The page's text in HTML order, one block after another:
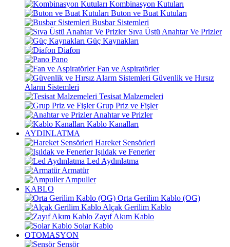
Kombinasyon Kutuları
Buton ve Buat Kutuları
Busbar Sistemleri
Sıva Üstü Anahtar Ve Prizler
Güç Kaynakları
Diafon
Pano
Fan ve Aspiratörler
Güvenlik ve Hırsız
Alarm Sistemleri
Tesisat Malzemeleri
Grup Priz ve Fişler
Anahtar ve Prizler
Kablo Kanalları
AYDINLATMA
Hareket Sensörleri
Işıldak ve Fenerler
Led Aydınlatma
Armatür
Ampuller
KABLO
Orta Gerilim Kablo (OG)
Alçak Gerilim Kablo
Zayıf Akım Kablo
Solar Kablo
OTOMASYON
Sensör